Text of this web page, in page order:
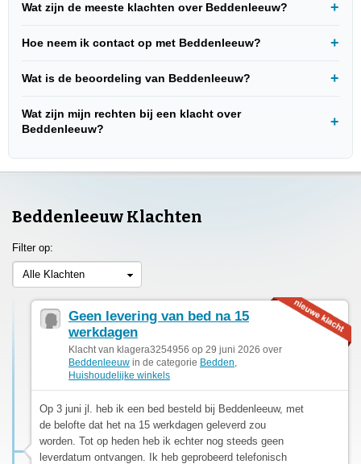
Wat zijn de meeste klachten over Beddenleeuw?
Hoe neem ik contact op met Beddenleeuw?
Wat is de beoordeling van Beddenleeuw?
Wat zijn mijn rechten bij een klacht over
Beddenleeuw?
Beddenleeuw Klachten
Filter op:
Alle Klachten
Geen levering van bed na 15
werkdagen
Klacht van klagera3254956 op 29 juni 2026 over
Beddenleeuw in de categorie Bedden
Huishoudelijke winkels
Op 3 juni jl. heb ik een bed besteld bij Beddenleeuw, met
de belofte dat het na 15 werkdagen geleverd zou
worden. Tot op heden heb ik echter nog steeds geen
leverdatum ontvangen. Ik heb geprobeerd telefonisch